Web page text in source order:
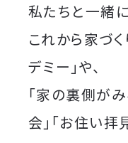
私たちと一緒
これから家づ
デミー」や、
「家の裏側が
会」「お住い拝